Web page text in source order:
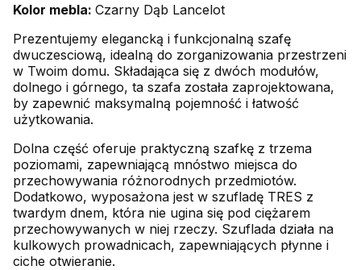
Kolor mebla: Czarny Dąb Lancelot
Prezentujemy elegancką i funkcjonalną szafę
dwuczesciową, idealną do zorganizowania przestrzeni
w Twoim domu. Składająca się z dwóch modułów,
dolnego i górnego, ta szafa została zaprojektowana,
by zapewnić maksymalną pojemność i łatwość
użytkowania.
Dolna część oferuje praktyczną szafkę z trzema
poziomami, zapewniającą mnóstwo miejsca do
przechowywania różnorodnych przedmiotów.
Dodatkowo, wyposażona jest w szufladę TRES z
twardym dnem, która nie ugina się pod ciężarem
przechowywanych w niej rzeczy. Szuflada działa na
kulkowych prowadnicach, zapewniających płynne i
ciche otwieranie.